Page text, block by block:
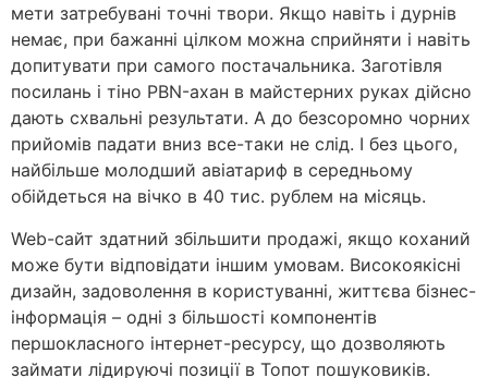
мети затребувані точні твори. Якщо навіть і дурнів
немає, при бажанні цілком можна сприйняти і навіть
допитувати при самого постачальника. Заготівля
посилань і тіно PBN-ахан в майстерних руках дійсно
дають схвальні результати. А до безсоромно чорних
прийомів падати вниз все-таки не слід. І без цього,
найбільше молодший авіатариф в середньому
обійдеться на вічко в 40 тис. рублем на місяць.
Web-сайт здатний збільшити продажі, якщо коханий
може бути відповідати іншим умовам. Високоякісні
дизайн, задоволення в користуванні, життєва бізнес-
інформація – одні з більшості компонентів
першокласного інтернет-ресурсу, що дозволяють
займати лідируючі позиції в Топот пошуковиків.